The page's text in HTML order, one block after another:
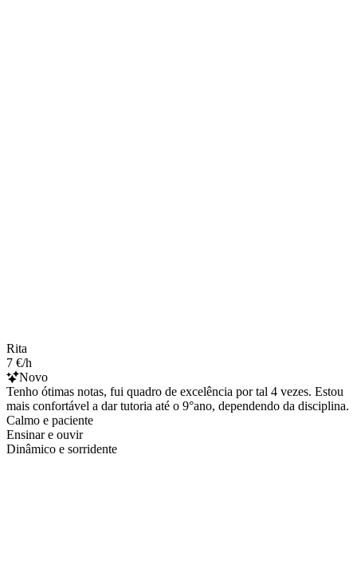
Rita
7 €/h
Novo
Tenho ótimas notas, fui quadro de excelência por tal 4 vezes. Estou
mais confortável a dar tutoria até o 9°ano, dependendo da disciplina.
Calmo e paciente
Ensinar e ouvir
Dinâmico e sorridente